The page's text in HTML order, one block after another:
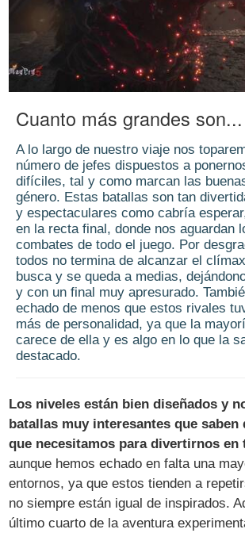
Cuanto más grandes son...
A lo largo de nuestro viaje nos
número de jefes dispuestos a
difíciles, tal y como marcan las
género. Estas batallas son tan
y espectaculares como cabría
en la recta final, donde nos aguardan
combates de todo el juego. Por
todos no termina de alcanzar el
busca y se queda a medias,
y con un final muy apresurado.
echado de menos que estos rivales
más de personalidad, ya que la
carece de ella y es algo en lo que la
destacado.
Los niveles están bien diseñados y
batallas muy interesantes que
que necesitamos para divertirnos en
aunque hemos echado en falta una
entornos, ya que estos tienden a
no siempre están igual de inspirados.
último cuarto de la aventura